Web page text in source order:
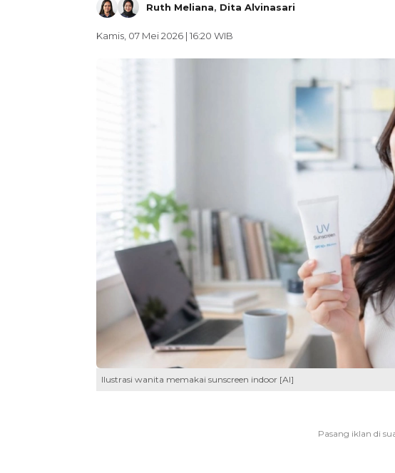
Ruth Meliana, Dita Alvinasari
Kamis, 07 Mei 2026 | 16:20 WIB
Ilustrasi wanita memakai sunscreen indoor [AI]